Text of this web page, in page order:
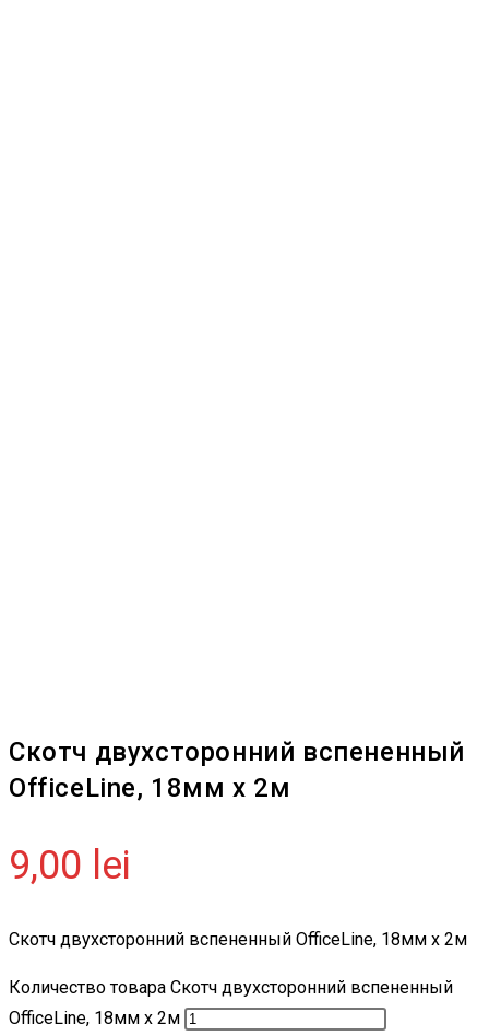
Скотч двухсторонний вспененный
OfficeLine, 18мм х 2м
9,00 lei
Скотч двухсторонний вспененный OfficeLine, 18мм х 2м
Количество товара Скотч двухсторонний вспененный
OfficeLine, 18мм х 2м